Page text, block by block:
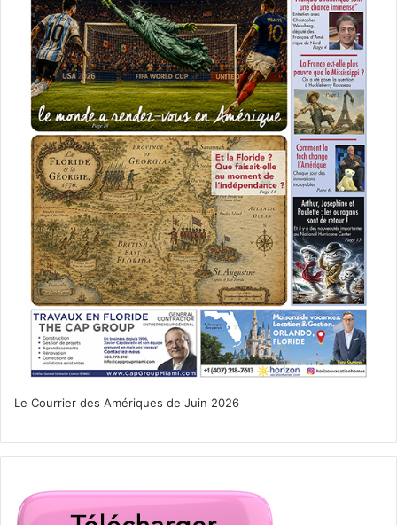
sauver son studio de danse. Elle y rencontre Jimmy et
commence à redécouvrir sa foi et ses rêves.
Un film de J.J. Englert et Robert Krantz avec Peta
Murgatroyd, Robert Krantz, Michael Richards.
[ot-video type= »youtube »
url= »https://youtu.be/CbiVRYDCKDU »]
Le 15 mars :
Der Mann aus dem
Eis
néolithique s’est installé près d’un ruisseau. Il incombe à
groupe : Tineka. Mais pendant que Kelab chasse, la
Le Courrier des Amériques de Juin 2026